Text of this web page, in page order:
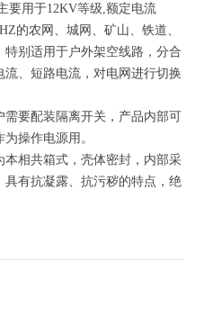
要用于12KV等级,额定电流
的农网、城网、矿山、铁道、
特别适用于户外架空线路，分合
流、短路电流，对电网进行切换
需要配装隔离开关，产品内部可
操作电源用。
本相共箱式，壳体密封，内部采
具有抗凝露、抗污秽的特点，绝